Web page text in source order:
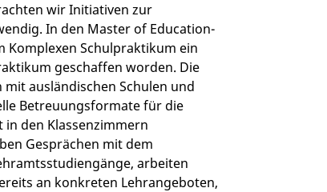
wir Initiativen zur
In den Master of Education-
Komplexen Schulpraktikum ein
geschaffen worden. Die
ausländischen Schulen und
Betreuungsformate für die
den Klassenzimmern
Gesprächen mit dem
arbeiten
an konkreten Lehrangeboten,